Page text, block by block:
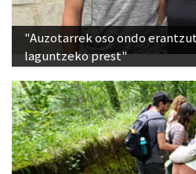
"Auzotarrek oso ondo
laguntzeko prest"